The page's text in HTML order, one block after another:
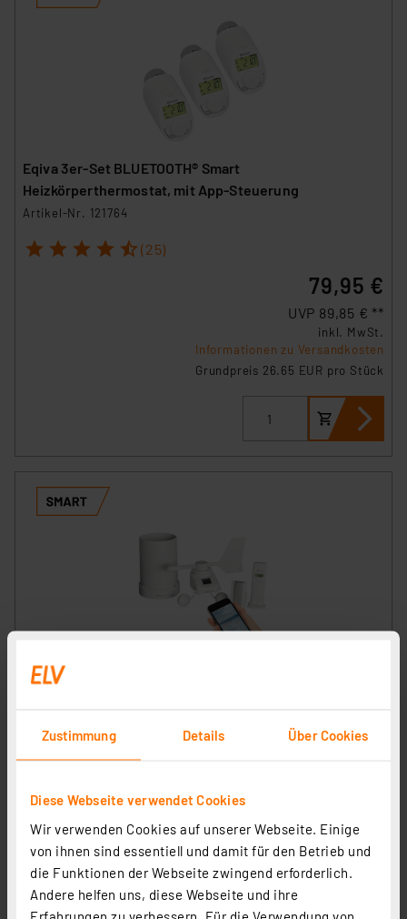
Zustimmung Details Über Cookies
Diese Webseite verwendet Cookies
Wir verwenden Cookies auf unserer Webseite. Einige
von ihnen sind essentiell und damit für den Betrieb und
die Funktionen der Webseite zwingend erforderlich.
Andere helfen uns, diese Webseite und ihre
Erfahrungen zu verbessern. Für die Verwendung von
Eqiva 3er-Set BLUETOOTH® Smart
Heizkörperthermostat, mit App-Steuerung
Artikel-Nr. 121764
1 2 3 4 5 (25)
79,95 €
UVP 89,85 € **
inkl. MwSt.
Informationen zu Versandkosten
Grundpreis 26.65 EUR pro Stück
Mobile Alerts Wetter-Starter-Set MA10050
2 3 4